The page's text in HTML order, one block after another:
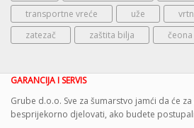
transportne vreće
uže
zatezač
zaštita bilja
GARANCIJA I SERVIS
Grube d.o.o. Sve za šumarstvo jamći da će
besprijekorno djelovati, ako budete